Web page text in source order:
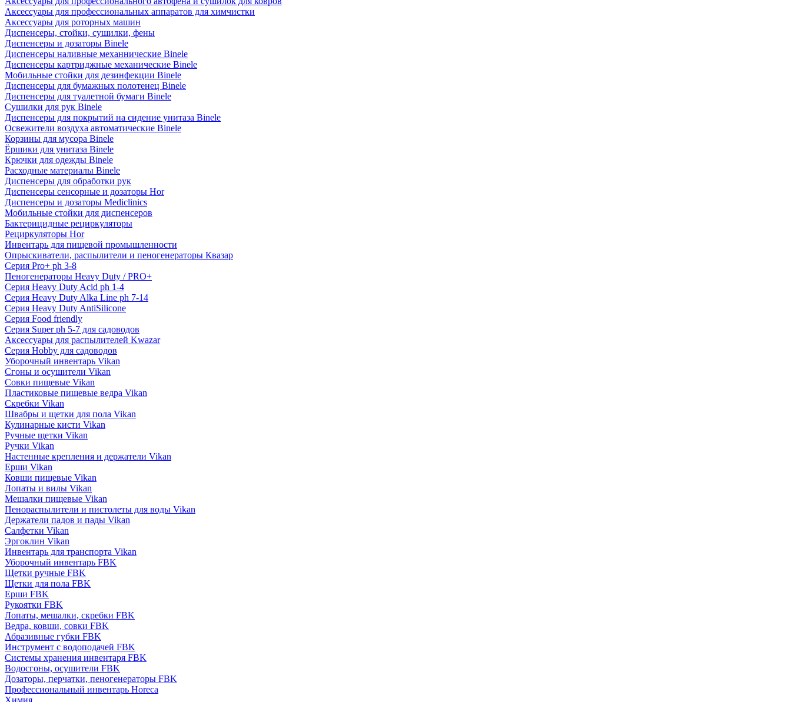
Аксессуары для профессиональных аппаратов для химчистки
Аксессуары для роторных машин
Диспенсеры, стойки, сушилки, фены
Диспенсеры и дозаторы Binele
Диспенсеры наливные механнические Binele
Диспенсеры картриджные механические Binele
Мобильные стойки для дезинфекции Binele
Диспенсеры для бумажных полотенец Binele
Диспенсеры для туалетной бумаги Binele
Сушилки для рук Binele
Диспенсеры для покрытий на сидение унитаза Binele
Освежители воздуха автоматические Binele
Корзины для мусора Binele
Ёршики для унитаза Binele
Крючки для одежды Binele
Расходные материалы Binele
Диспенсеры для обработки рук
Диспенсеры сенсорные и дозаторы Hor
Диспенсеры и дозаторы Mediclinics
Мобильные стойки для диспенсеров
Бактерицидные рециркуляторы
Рециркуляторы Hor
Инвентарь для пищевой промышленности
Опрыскиватели, распылители и пеногенераторы Квазар
Серия Pro+ ph 3-8
Пеногенераторы Heavy Duty / PRO+
Серия Heavy Duty Acid ph 1-4
Серия Heavy Duty Alka Line ph 7-14
Серия Heavy Duty AntiSilicone
Серия Food friendly
Серия Super ph 5-7 для садоводов
Аксессуары для распылителей Kwazar
Серия Hobby для садоводов
Уборочный инвентарь Vikan
Сгоны и осушители Vikan
Совки пищевые Vikan
Пластиковые пищевые ведра Vikan
Скребки Vikan
Швабры и щетки для пола Vikan
Кулинарные кисти Vikan
Ручные щетки Vikan
Ручки Vikan
Настенные крепления и держатели Vikan
Ерши Vikan
Ковши пищевые Vikan
Лопаты и вилы Vikan
Мешалки пищевые Vikan
Пенораспылители и пистолеты для воды Vikan
Держатели падов и пады Vikan
Салфетки Vikan
Эргоклин Vikan
Инвентарь для транспорта Vikan
Уборочный инвентарь FBK
Щетки ручные FBK
Щетки для пола FBK
Ерши FBK
Рукоятки FBK
Лопаты, мешалки, скребки FBK
Ведра, ковши, совки FBK
Абразивные губки FBK
Инструмент с водоподачей FBK
Системы хранения инвентаря FBK
Водосгоны, осушители FBK
Дозаторы, перчатки, пеногенераторы FBK
Профессиональный инвентарь Horeca
Химия